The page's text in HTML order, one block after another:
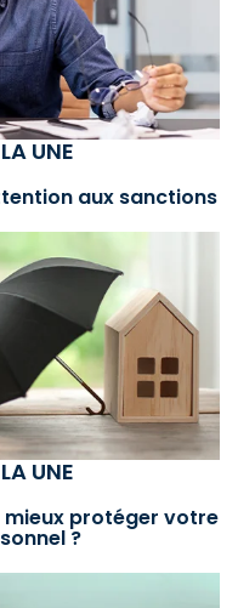
UNE
aux sanctions
UNE
mieux protéger votre
?